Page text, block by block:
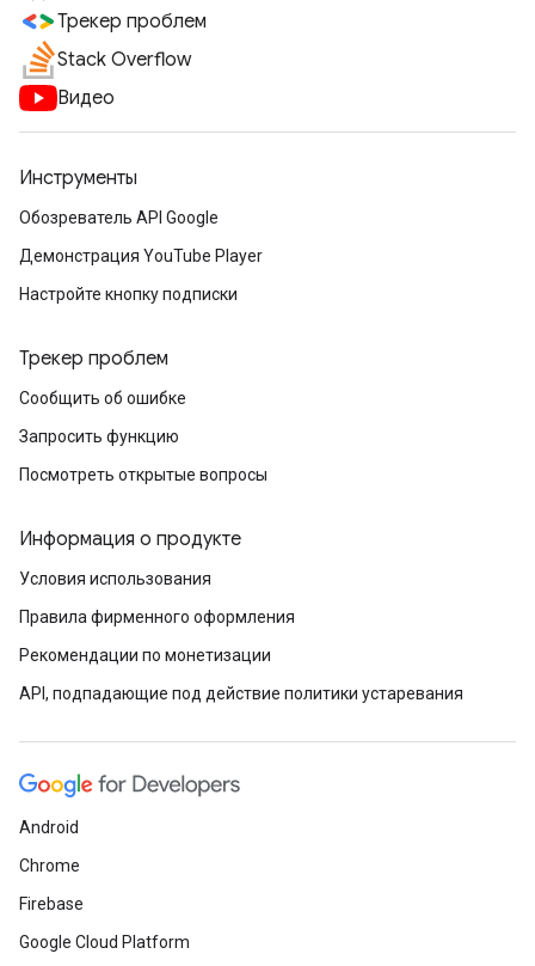
Трекер проблем
Stack Overflow
Видео
Инструменты
Обозреватель API Google
Демонстрация YouTube Player
Настройте кнопку подписки
Трекер проблем
Сообщить об ошибке
Запросить функцию
Посмотреть открытые вопросы
Информация о продукте
Условия использования
Правила фирменного оформления
Рекомендации по монетизации
API, подпадающие под действие политики устаревания
Android
Chrome
Firebase
Google Cloud Platform